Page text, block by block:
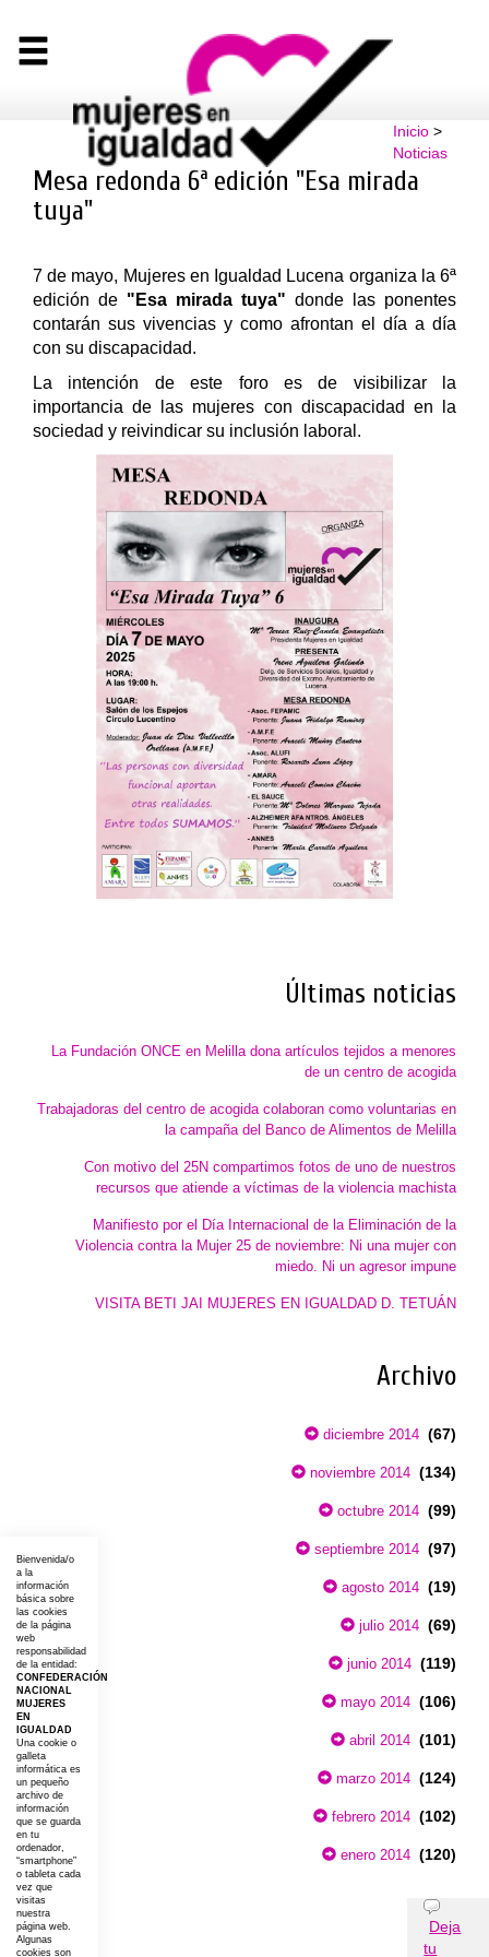
Inicio>
Noticias
Mesa redonda 6ª edición "Esa mirada
tuya"
7 de mayo, Mujeres en Igualdad Lucena organiza la 6ª
edición de "Esa mirada tuya" donde las ponentes
contarán sus vivencias y como afrontan el día a día
con su discapacidad.
La intención de este foro es de visibilizar la
importancia de las mujeres con discapacidad en la
sociedad y reivindicar su inclusión laboral.
Últimas noticias
La Fundación ONCE en Melilla dona artículos tejidos a menores
de un centro de acogida
Trabajadoras del centro de acogida colaboran como voluntarias en
la campaña del Banco de Alimentos de Melilla
Con motivo del 25N compartimos fotos de uno de nuestros
recursos que atiende a víctimas de la violencia machista
Manifiesto por el Día Internacional de la Eliminación de la
Violencia contra la Mujer 25 de noviembre: Ni una mujer con
miedo. Ni un agresor impune
VISITA BETI JAI MUJERES EN IGUALDAD D. TETUÁN
Archivo
diciembre 2014 (67)
noviembre 2014 (134)
octubre 2014 (99)
septiembre 2014 (97)
agosto 2014 (19)
julio 2014 (69)
junio 2014 (119)
mayo 2014 (106)
abril 2014 (101)
marzo 2014 (124)
febrero 2014 (102)
enero 2014 (120)
Opiniones
Deja
tu
Bienvenida/o
a la
información
básica sobre
las cookies
de la página
web
responsabilidad
de la entidad:
CONFEDERACIÓN
NACIONAL
MUJERES
EN
IGUALDAD
Una cookie o
galleta
informática es
un pequeño
archivo de
información
que se guarda
en tu
ordenador,
“smartphone”
o tableta cada
vez que
visitas
nuestra
página web.
Algunas
cookies son